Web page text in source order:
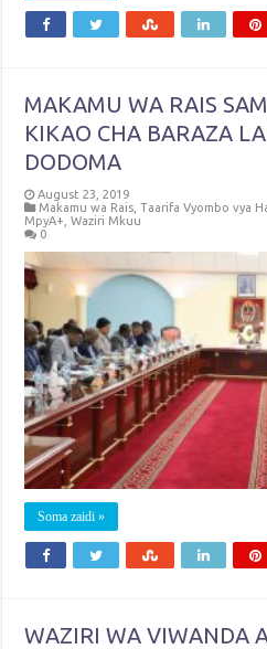
MAKAMU WA RAIS
KIKAO CHA BARAZA
DODOMA
August 23, 2019
Makamu wa Rais ,Taarifa Vyombo vya
MpyA+ ,Waziri Mkuu
0
Soma zaidi »
WAZIRI WA VIWANDA